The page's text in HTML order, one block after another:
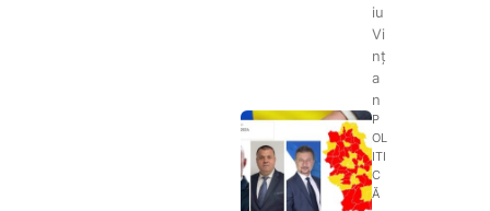
iu
Vi
nț
a
n
P
OL
ITI
C
Ă